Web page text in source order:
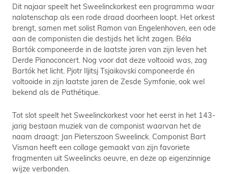
Dit najaar speelt het Sweelinckorkest een programma waar
nalatenschap als een rode draad doorheen loopt. Het orkest
brengt, samen met solist Ramon van Engelenhoven, een ode
aan de componisten die destijds het licht zagen. Béla
Bartók componeerde in de laatste jaren van zijn leven het
Derde Pianoconcert. Nog voor dat deze voltooid was, zag
Bartók het licht. Pjotr Iljitsj Tsjaikovski componeerde én
voltooide in zijn laatste jaren de Zesde Symfonie, ook wel
bekend als de Pathétique.
Tot slot speelt het Sweelinckorkest voor het eerst in het 143-
jarig bestaan muziek van de componist waarvan het de
naam draagt: Jan Pieterszoon Sweelinck. Componist Bart
Visman heeft een collage gemaakt van zijn favoriete
fragmenten uit Sweelincks oeuvre, en deze op eigenzinnige
wijze verbonden.